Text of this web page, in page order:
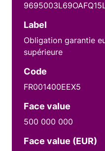
Label
Obligation garantie
supérieure
Code
FR001400EEX5
Face value
500 000 000
Face value (EUR)